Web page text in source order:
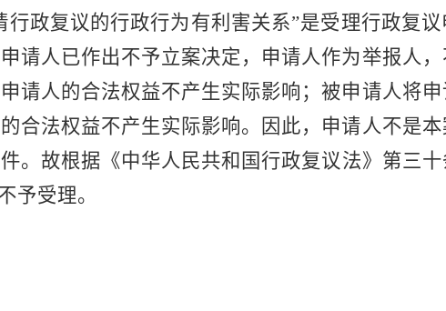
行政复议的行政行为有利害关系”是受理行政复
请人已作出不予立案决定，申请人作为举报人
请人的合法权益不产生实际影响；被申请人将
合法权益不产生实际影响。因此，申请人不是本
。 故根据《中华人民共和国行政复议法》第三十
予受理。